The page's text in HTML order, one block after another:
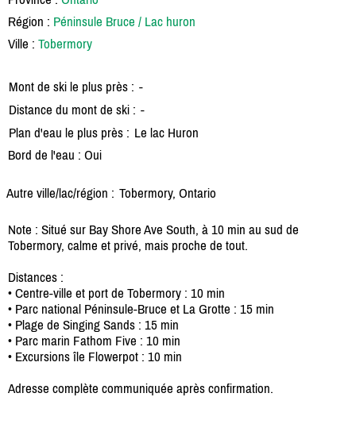
Région : Péninsule Bruce / Lac huron
Ville : Tobermory
Mont de ski le plus près : -
Distance du mont de ski : -
Plan d'eau le plus près : Le lac Huron
Bord de l'eau : Oui
Autre ville/lac/région : Tobermory, Ontario
Note : Situé sur Bay Shore Ave South, à 10 min au sud de
Tobermory, calme et privé, mais proche de tout.
Distances :
• Centre-ville et port de Tobermory : 10 min
• Parc national Péninsule-Bruce et La Grotte : 15 min
• Plage de Singing Sands : 15 min
• Parc marin Fathom Five : 10 min
• Excursions île Flowerpot : 10 min
Adresse complète communiquée après confirmation.